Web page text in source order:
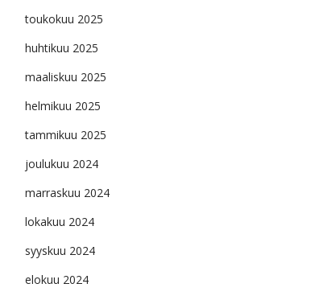
toukokuu 2025
huhtikuu 2025
maaliskuu 2025
helmikuu 2025
tammikuu 2025
joulukuu 2024
marraskuu 2024
lokakuu 2024
syyskuu 2024
elokuu 2024